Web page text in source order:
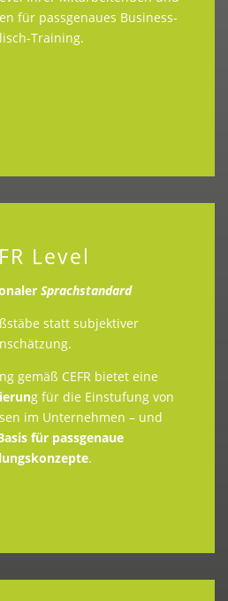
für passgenaues Business-
Training.
Level
Sprachstandard
statt subjektiver
gemäß CEFR bietet eine
g für die Einstufung von
im Unternehmen – und
für passgenaue
.